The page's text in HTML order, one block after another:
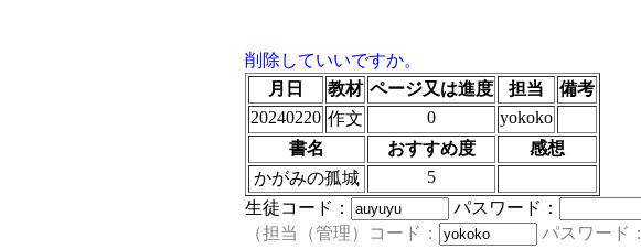
削除していいですか。
月日
教材 ページ又は進度 担当
備考
20240220 作文 0
yokoko
書名
おすすめ度
感想
かがみの孤城
5
生徒コード：
パスワード：
（担当（管理）コード：
パスワード：